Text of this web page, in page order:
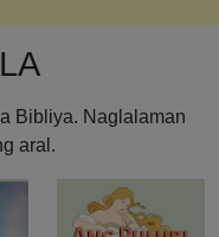
Bibliya. Naglalaman
aral.